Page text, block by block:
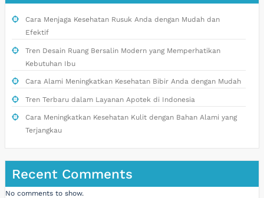
Cara Menjaga Kesehatan Rusuk Anda dengan Mudah dan
Efektif
Tren Desain Ruang Bersalin Modern yang Memperhatikan
Kebutuhan Ibu
Cara Alami Meningkatkan Kesehatan Bibir Anda dengan Mudah
Tren Terbaru dalam Layanan Apotek di Indonesia
Cara Meningkatkan Kesehatan Kulit dengan Bahan Alami yang
Terjangkau
Recent Comments
No comments to show.